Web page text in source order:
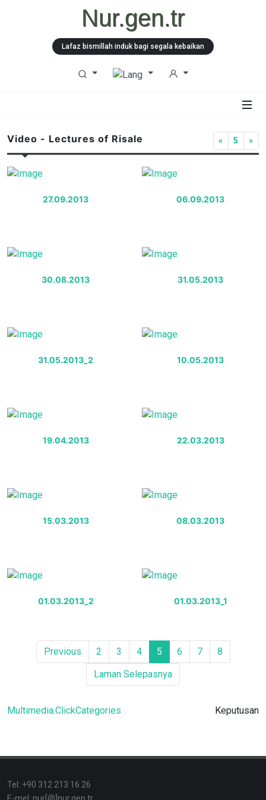
Nur.gen.tr
Lafaz bismillah induk bagi segala kebaikan
Video - Lectures of Risale « 5 »
27.09.2013 06.09.2013
30.08.2013 31.05.2013
31.05.2013_2 10.05.2013
19.04.2013 22.03.2013
15.03.2013 08.03.2013
01.03.2013_2 01.03.2013_1
Previous 2 3 4 5 6 7
8
Laman Selepasnya
Multimedia.ClickCategories Keputusan
Tel: +90 312 213 16 26
E-mel: nur[@]nur.gen.tr